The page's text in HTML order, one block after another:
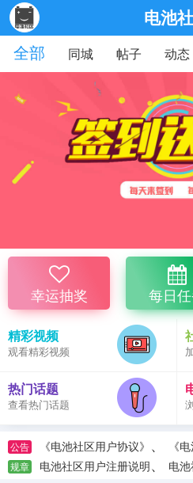
电池
全部
同城 帖子 动态
幸运抽奖 每日
精彩视频
观看精彩视频
热门话题
查看热门话题
公告 《电池社区用户协议》 、 《
规章 电池社区用户注册说明、 电